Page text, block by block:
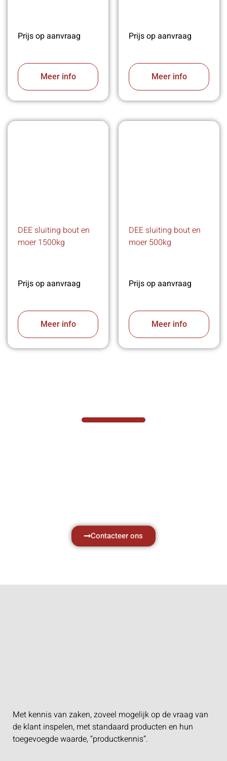
Prijs op aanvraag
Meer info
Prijs op aanvraag
Meer info
DEE sluiting bout en
moer 1500kg
Prijs op aanvraag
Meer info
DEE sluiting bout en
moer 500kg
Prijs op aanvraag
Meer info
Contacteer ons
Met kennis van zaken, zoveel mogelijk op de vraag van
de klant inspelen, met standaard producten en hun
toegevoegde waarde, “productkennis”.